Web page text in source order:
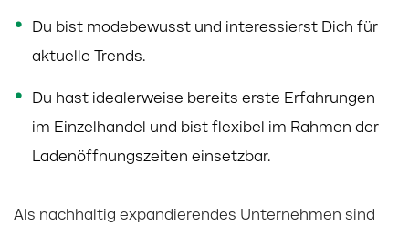
Du bist modebewusst und interessierst Dich für
aktuelle Trends.
Du hast idealerweise bereits erste Erfahrungen
im Einzelhandel und bist flexibel im Rahmen der
Ladenöffnungszeiten einsetzbar.
Als nachhaltig expandierendes Unternehmen sind